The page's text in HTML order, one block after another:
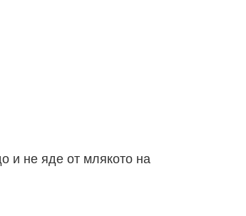
и не яде от млякото на